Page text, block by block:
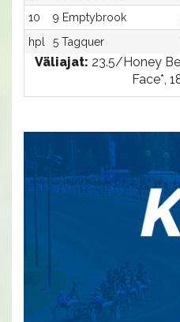
10
9 Emptybrook
hpl
5 Tagquer
Väliajat: 23.5/Honey
Face*,